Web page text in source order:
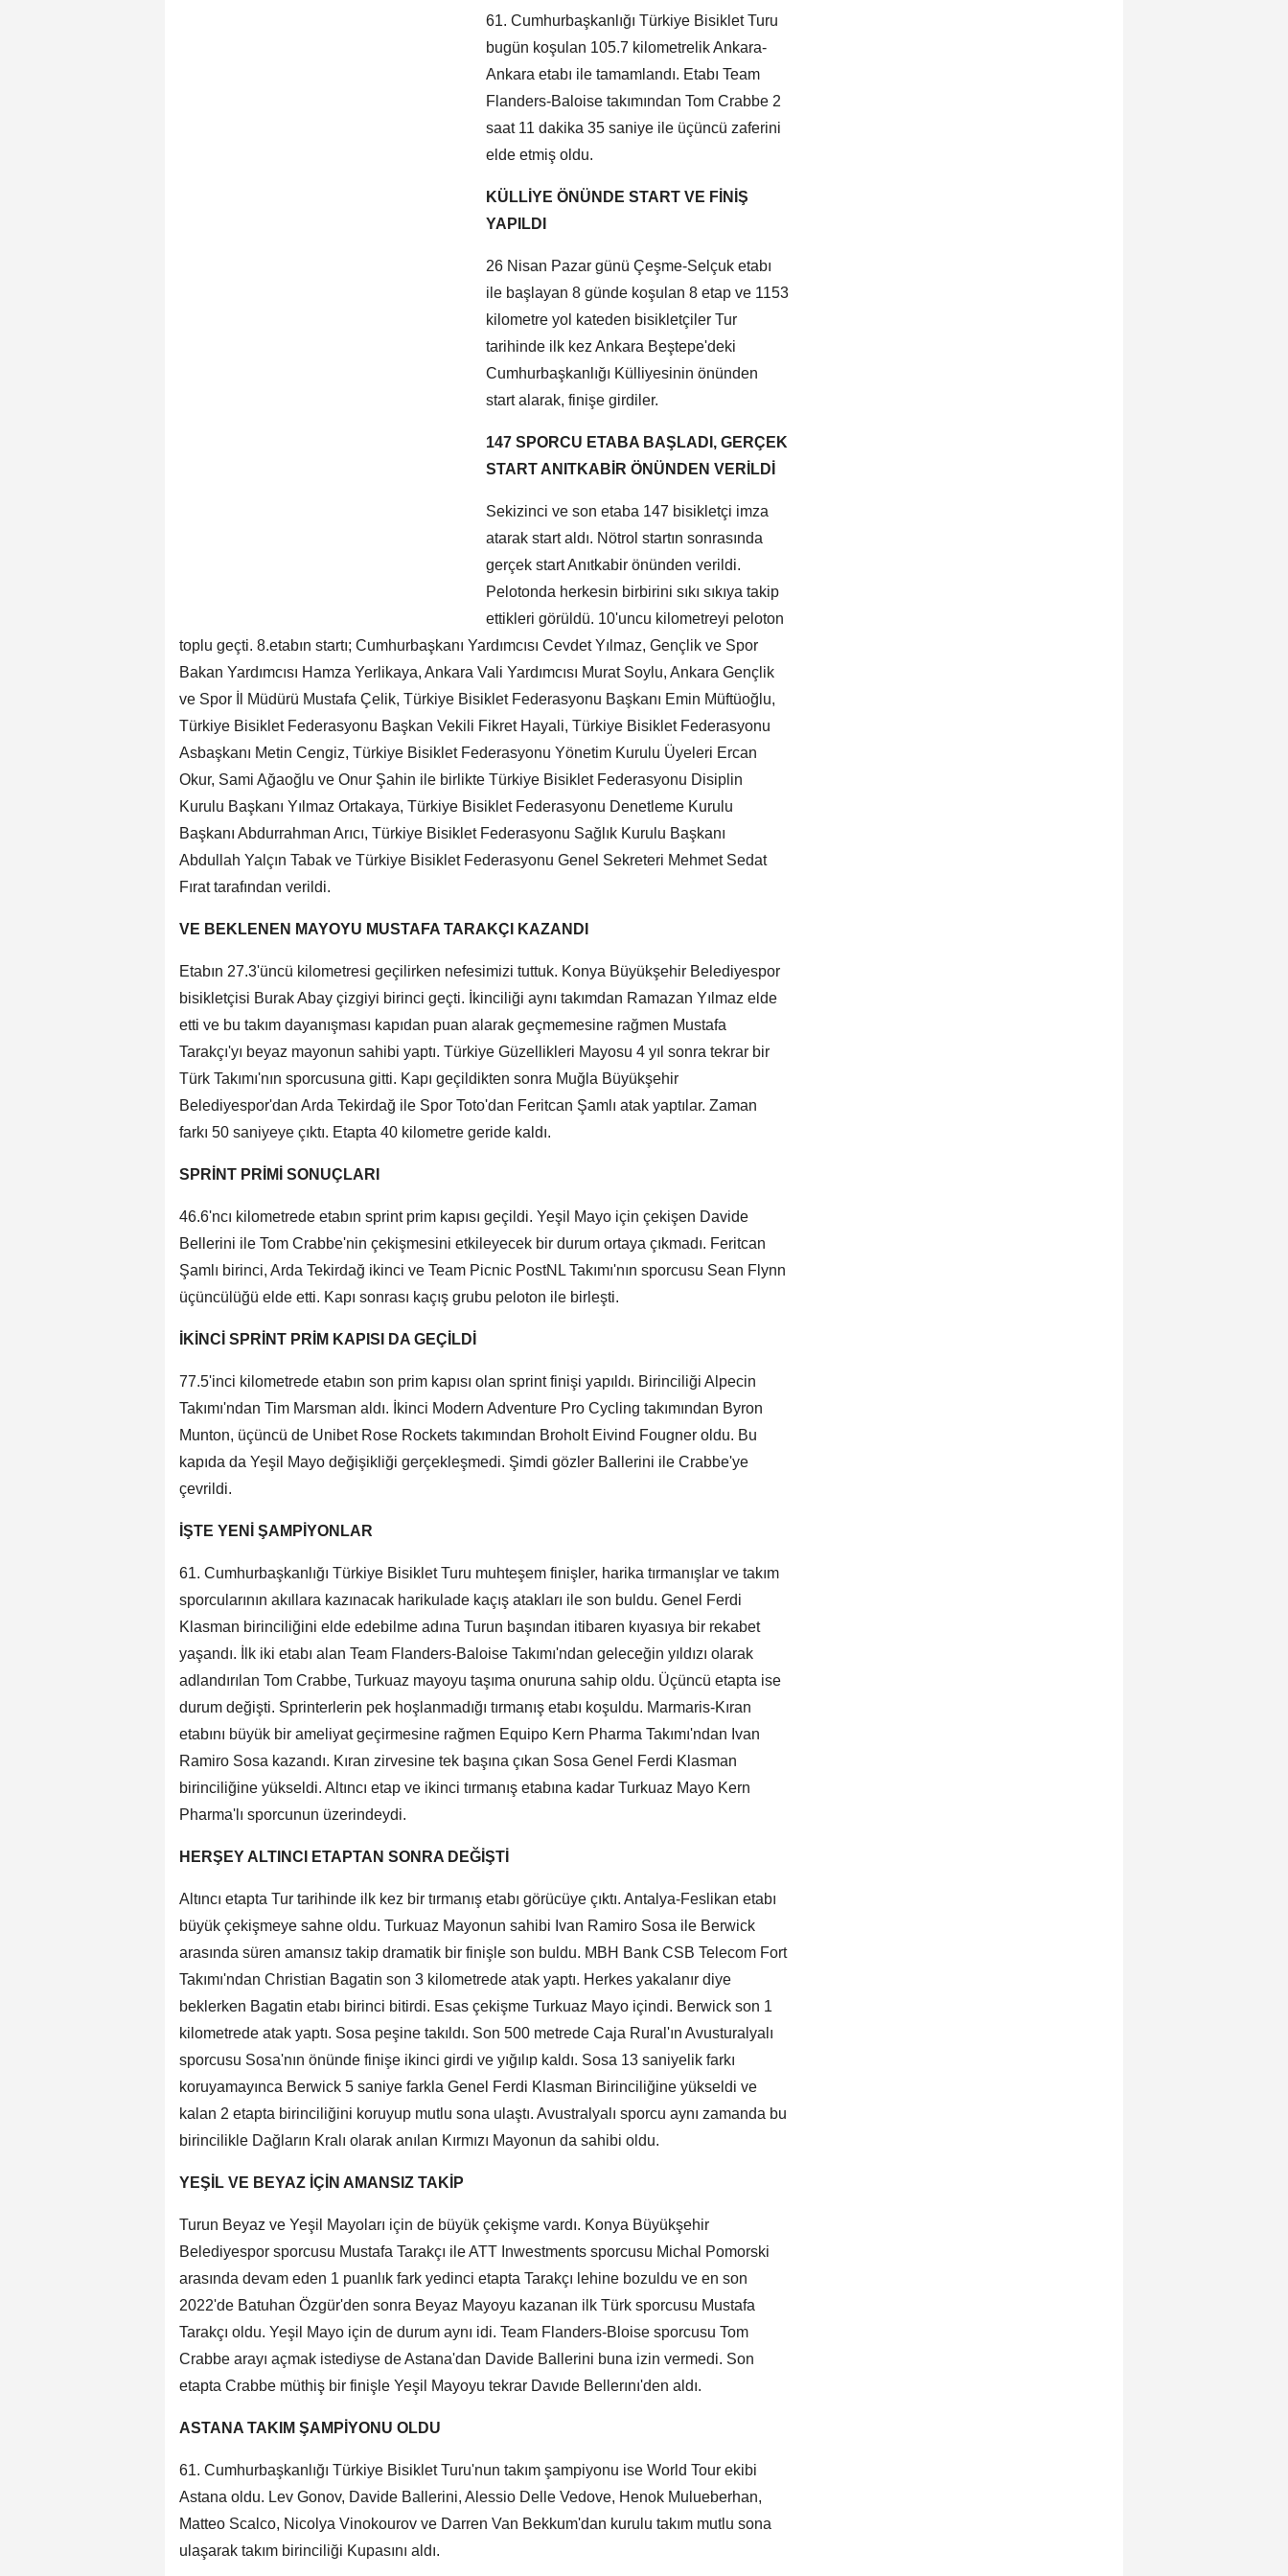
61. Cumhurbaşkanlığı Türkiye Bisiklet Turu
bugün koşulan 105.7 kilometrelik Ankara-
Ankara etabı ile tamamlandı. Etabı Team
Flanders-Baloise takımından Tom Crabbe 2
saat 11 dakika 35 saniye ile üçüncü zaferini
elde etmiş oldu.
KÜLLİYE ÖNÜNDE START VE FİNİŞ
YAPILDI
26 Nisan Pazar günü Çeşme-Selçuk etabı
ile başlayan 8 günde koşulan 8 etap ve 1153
kilometre yol kateden bisikletçiler Tur
tarihinde ilk kez Ankara Beştepe'deki
Cumhurbaşkanlığı Külliyesinin önünden
start alarak, finişe girdiler.
147 SPORCU ETABA BAŞLADI, GERÇEK
START ANITKABİR ÖNÜNDEN VERİLDİ
Sekizinci ve son etaba 147 bisikletçi imza
atarak start aldı. Nötrol startın sonrasında
gerçek start Anıtkabir önünden verildi.
Pelotonda herkesin birbirini sıkı sıkıya takip
ettikleri görüldü. 10'uncu kilometreyi peloton
toplu geçti. 8.etabın startı; Cumhurbaşkanı Yardımcısı Cevdet Yılmaz, Gençlik ve Spor
Bakan Yardımcısı Hamza Yerlikaya, Ankara Vali Yardımcısı Murat Soylu, Ankara Gençlik
ve Spor İl Müdürü Mustafa Çelik, Türkiye Bisiklet Federasyonu Başkanı Emin Müftüoğlu,
Türkiye Bisiklet Federasyonu Başkan Vekili Fikret Hayali, Türkiye Bisiklet Federasyonu
Asbaşkanı Metin Cengiz, Türkiye Bisiklet Federasyonu Yönetim Kurulu Üyeleri Ercan
Okur, Sami Ağaoğlu ve Onur Şahin ile birlikte Türkiye Bisiklet Federasyonu Disiplin
Kurulu Başkanı Yılmaz Ortakaya, Türkiye Bisiklet Federasyonu Denetleme Kurulu
Başkanı Abdurrahman Arıcı, Türkiye Bisiklet Federasyonu Sağlık Kurulu Başkanı
Abdullah Yalçın Tabak ve Türkiye Bisiklet Federasyonu Genel Sekreteri Mehmet Sedat
Fırat tarafından verildi.
VE BEKLENEN MAYOYU MUSTAFA TARAKÇI KAZANDI
Etabın 27.3'üncü kilometresi geçilirken nefesimizi tuttuk. Konya Büyükşehir Belediyespor
bisikletçisi Burak Abay çizgiyi birinci geçti. İkinciliği aynı takımdan Ramazan Yılmaz elde
etti ve bu takım dayanışması kapıdan puan alarak geçmemesine rağmen Mustafa
Tarakçı'yı beyaz mayonun sahibi yaptı. Türkiye Güzellikleri Mayosu 4 yıl sonra tekrar bir
Türk Takımı'nın sporcusuna gitti. Kapı geçildikten sonra Muğla Büyükşehir
Belediyespor'dan Arda Tekirdağ ile Spor Toto'dan Feritcan Şamlı atak yaptılar. Zaman
farkı 50 saniyeye çıktı. Etapta 40 kilometre geride kaldı.
SPRİNT PRİMİ SONUÇLARI
46.6'ncı kilometrede etabın sprint prim kapısı geçildi. Yeşil Mayo için çekişen Davide
Bellerini ile Tom Crabbe'nin çekişmesini etkileyecek bir durum ortaya çıkmadı. Feritcan
Şamlı birinci, Arda Tekirdağ ikinci ve Team Picnic PostNL Takımı'nın sporcusu Sean Flynn
üçüncülüğü elde etti. Kapı sonrası kaçış grubu peloton ile birleşti.
İKİNCİ SPRİNT PRİM KAPISI DA GEÇİLDİ
77.5'inci kilometrede etabın son prim kapısı olan sprint finişi yapıldı. Birinciliği Alpecin
Takımı'ndan Tim Marsman aldı. İkinci Modern Adventure Pro Cycling takımından Byron
Munton, üçüncü de Unibet Rose Rockets takımından Broholt Eivind Fougner oldu. Bu
kapıda da Yeşil Mayo değişikliği gerçekleşmedi. Şimdi gözler Ballerini ile Crabbe'ye
çevrildi.
İŞTE YENİ ŞAMPİYONLAR
61. Cumhurbaşkanlığı Türkiye Bisiklet Turu muhteşem finişler, harika tırmanışlar ve takım
sporcularının akıllara kazınacak harikulade kaçış atakları ile son buldu. Genel Ferdi
Klasman birinciliğini elde edebilme adına Turun başından itibaren kıyasıya bir rekabet
yaşandı. İlk iki etabı alan Team Flanders-Baloise Takımı'ndan geleceğin yıldızı olarak
adlandırılan Tom Crabbe, Turkuaz mayoyu taşıma onuruna sahip oldu. Üçüncü etapta ise
durum değişti. Sprinterlerin pek hoşlanmadığı tırmanış etabı koşuldu. Marmaris-Kıran
etabını büyük bir ameliyat geçirmesine rağmen Equipo Kern Pharma Takımı'ndan Ivan
Ramiro Sosa kazandı. Kıran zirvesine tek başına çıkan Sosa Genel Ferdi Klasman
birinciliğine yükseldi. Altıncı etap ve ikinci tırmanış etabına kadar Turkuaz Mayo Kern
Pharma'lı sporcunun üzerindeydi.
HERŞEY ALTINCI ETAPTAN SONRA DEĞİŞTİ
Altıncı etapta Tur tarihinde ilk kez bir tırmanış etabı görücüye çıktı. Antalya-Feslikan etabı
büyük çekişmeye sahne oldu. Turkuaz Mayonun sahibi Ivan Ramiro Sosa ile Berwick
arasında süren amansız takip dramatik bir finişle son buldu. MBH Bank CSB Telecom Fort
Takımı'ndan Christian Bagatin son 3 kilometrede atak yaptı. Herkes yakalanır diye
beklerken Bagatin etabı birinci bitirdi. Esas çekişme Turkuaz Mayo içindi. Berwick son 1
kilometrede atak yaptı. Sosa peşine takıldı. Son 500 metrede Caja Rural'ın Avusturalyalı
sporcusu Sosa'nın önünde finişe ikinci girdi ve yığılıp kaldı. Sosa 13 saniyelik farkı
koruyamayınca Berwick 5 saniye farkla Genel Ferdi Klasman Birinciliğine yükseldi ve
kalan 2 etapta birinciliğini koruyup mutlu sona ulaştı. Avustralyalı sporcu aynı zamanda bu
birincilikle Dağların Kralı olarak anılan Kırmızı Mayonun da sahibi oldu.
YEŞİL VE BEYAZ İÇİN AMANSIZ TAKİP
Turun Beyaz ve Yeşil Mayoları için de büyük çekişme vardı. Konya Büyükşehir
Belediyespor sporcusu Mustafa Tarakçı ile ATT Inwestments sporcusu Michal Pomorski
arasında devam eden 1 puanlık fark yedinci etapta Tarakçı lehine bozuldu ve en son
2022'de Batuhan Özgür'den sonra Beyaz Mayoyu kazanan ilk Türk sporcusu Mustafa
Tarakçı oldu. Yeşil Mayo için de durum aynı idi. Team Flanders-Bloise sporcusu Tom
Crabbe arayı açmak istediyse de Astana'dan Davide Ballerini buna izin vermedi. Son
etapta Crabbe müthiş bir finişle Yeşil Mayoyu tekrar Davıde Bellerını'den aldı.
ASTANA TAKIM ŞAMPİYONU OLDU
61. Cumhurbaşkanlığı Türkiye Bisiklet Turu'nun takım şampiyonu ise World Tour ekibi
Astana oldu. Lev Gonov, Davide Ballerini, Alessio Delle Vedove, Henok Mulueberhan,
Matteo Scalco, Nicolya Vinokourov ve Darren Van Bekkum'dan kurulu takım mutlu sona
ulaşarak takım birinciliği Kupasını aldı.